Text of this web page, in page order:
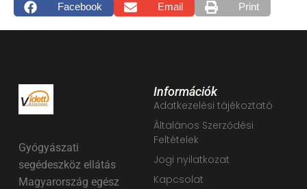
Facebook Email Print
Gyógyászati
segédeszköz ellátás
Magyarország egész
Információk
Adatkezelési tájékoztató
Általános Szerződési
Feltételek
Jogi nyilatkozat
Kapcsolat